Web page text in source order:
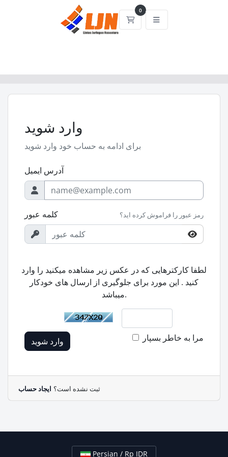
0
کارت خرید
وارد شوید
برای ادامه به حساب خود وارد شوید
آدرس ایمیل
کلمه عبور رمز عبور را فراموش کرده اید؟
لطفا کارکترهایی که در عکس زیر مشاهده میکنید را وارد
کنید . این مورد برای جلوگیری از ارسال های خودکار
میباشد.
وارد شوید مرا به خاطر بسپار
ثبت نشده است؟ ایجاد حساب
Persian / Rp IDR